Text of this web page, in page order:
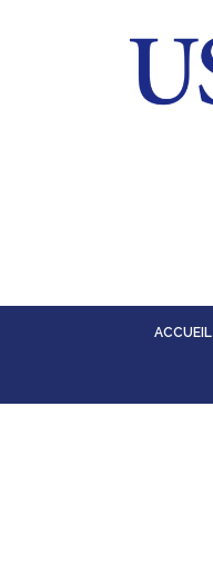
ACCUEIL